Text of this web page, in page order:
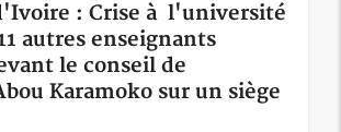
: Crise à l'université
autres enseignants
le conseil de
Karamoko sur un siège